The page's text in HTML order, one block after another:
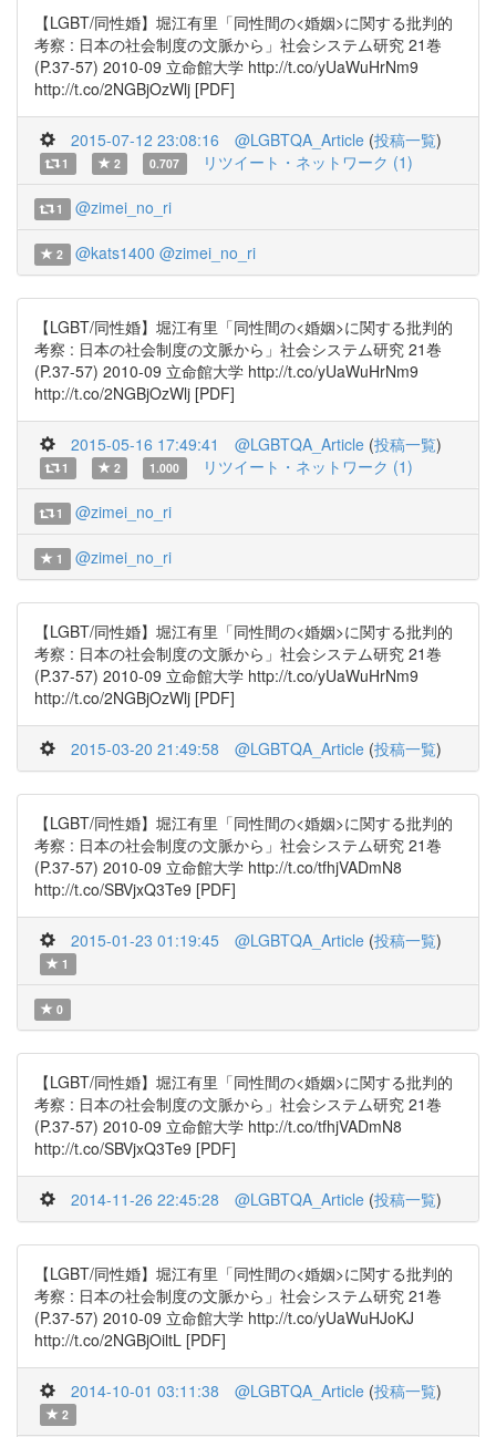
【LGBT/同性婚】堀江有里「同性間の<婚姻>に関する批判的
考察 : 日本の社会制度の文脈から」社会システム研究 21巻
(P.37-57) 2010-09 立命館大学 http://t.co/yUaWuHrNm9
http://t.co/2NGBjOzWlj [PDF]
2015-07-12 23:08:16 @LGBTQA_Article (投稿一覧)
1 2 0.707 リツイート・ネットワーク (1)
1 @zimei_no_ri
2 @kats1400 @zimei_no_ri
【LGBT/同性婚】堀江有里「同性間の<婚姻>に関する批判的
考察 : 日本の社会制度の文脈から」社会システム研究 21巻
(P.37-57) 2010-09 立命館大学 http://t.co/yUaWuHrNm9
http://t.co/2NGBjOzWlj [PDF]
2015-05-16 17:49:41 @LGBTQA_Article (投稿一覧)
1 2 1.000 リツイート・ネットワーク (1)
1 @zimei_no_ri
1 @zimei_no_ri
【LGBT/同性婚】堀江有里「同性間の<婚姻>に関する批判的
考察 : 日本の社会制度の文脈から」社会システム研究 21巻
(P.37-57) 2010-09 立命館大学 http://t.co/yUaWuHrNm9
http://t.co/2NGBjOzWlj [PDF]
2015-03-20 21:49:58 @LGBTQA_Article (投稿一覧)
【LGBT/同性婚】堀江有里「同性間の<婚姻>に関する批判的
考察 : 日本の社会制度の文脈から」社会システム研究 21巻
(P.37-57) 2010-09 立命館大学 http://t.co/tfhjVADmN8
http://t.co/SBVjxQ3Te9 [PDF]
2015-01-23 01:19:45 @LGBTQA_Article (投稿一覧)
1
0
【LGBT/同性婚】堀江有里「同性間の<婚姻>に関する批判的
考察 : 日本の社会制度の文脈から」社会システム研究 21巻
(P.37-57) 2010-09 立命館大学 http://t.co/tfhjVADmN8
http://t.co/SBVjxQ3Te9 [PDF]
2014-11-26 22:45:28 @LGBTQA_Article (投稿一覧)
【LGBT/同性婚】堀江有里「同性間の<婚姻>に関する批判的
考察 : 日本の社会制度の文脈から」社会システム研究 21巻
(P.37-57) 2010-09 立命館大学 http://t.co/yUaWuHJoKJ
http://t.co/2NGBjOiltL [PDF]
2014-10-01 03:11:38 @LGBTQA_Article (投稿一覧)
2